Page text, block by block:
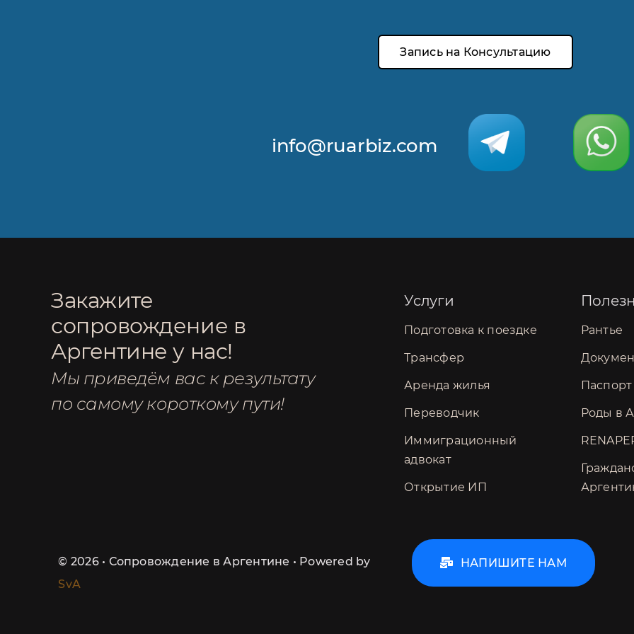
Запись на Консультацию
info@ruarbiz.com
Закажите
сопровождение в
Аргентине у нас!
Мы приведём вас к результату
по самому короткому пути!
Услуги
Подготовка к поездке
Трансфер
Аренда жилья
Переводчик
Иммиграционный
адвокат
Открытие ИП
Рантье
Роды в
© 2026 • Сопровождение в Аргентине • Powered by
SvA
НАПИШИТЕ НАМ